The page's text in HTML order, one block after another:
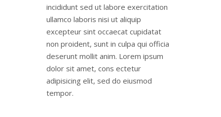
incididunt sed ut labore exercitation
ullamco laboris nisi ut aliquip
excepteur sint occaecat cupidatat
non proident, sunt in culpa qui officia
deserunt mollit anim. Lorem ipsum
dolor sit amet, cons ectetur
adipisicing elit, sed do eiusmod
tempor.